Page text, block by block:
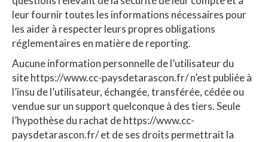
leur fournir toutes les informations nécessaires pour
les aider à respecter leurs propres obligations
réglementaires en matière de reporting.
Aucune information personnelle de l’utilisateur du
site https://www.cc-paysdetarascon.fr/ n’est publiée à
l’insu de l’utilisateur, échangée, transférée, cédée ou
vendue sur un support quelconque à des tiers. Seule
l’hypothèse du rachat de https://www.cc-
paysdetarascon.fr/ et de ses droits permettrait la